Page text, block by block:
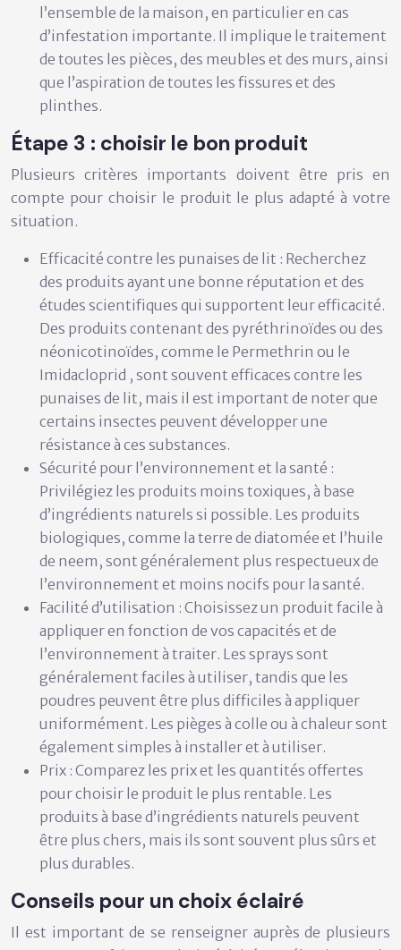
l’ensemble de la maison, en particulier en cas
d’infestation importante. Il implique le traitement
de toutes les pièces, des meubles et des murs, ainsi
que l’aspiration de toutes les fissures et des
plinthes.
Étape 3 : choisir le bon produit
Plusieurs critères importants doivent être pris en
compte pour choisir le produit le plus adapté à votre
situation.
Efficacité contre les punaises de lit : Recherchez
des produits ayant une bonne réputation et des
études scientifiques qui supportent leur efficacité.
Des produits contenant des pyréthrinoïdes ou des
néonicotinoïdes, comme le Permethrin ou le
Imidacloprid , sont souvent efficaces contre les
punaises de lit, mais il est important de noter que
certains insectes peuvent développer une
résistance à ces substances.
Sécurité pour l’environnement et la santé :
Privilégiez les produits moins toxiques, à base
d’ingrédients naturels si possible. Les produits
biologiques, comme la terre de diatomée et l’huile
de neem, sont généralement plus respectueux de
l’environnement et moins nocifs pour la santé.
Facilité d’utilisation : Choisissez un produit facile à
appliquer en fonction de vos capacités et de
l’environnement à traiter. Les sprays sont
généralement faciles à utiliser, tandis que les
poudres peuvent être plus difficiles à appliquer
uniformément. Les pièges à colle ou à chaleur sont
également simples à installer et à utiliser.
Prix : Comparez les prix et les quantités offertes
pour choisir le produit le plus rentable. Les
produits à base d’ingrédients naturels peuvent
être plus chers, mais ils sont souvent plus sûrs et
plus durables.
Conseils pour un choix éclairé
Il est important de se renseigner auprès de plusieurs